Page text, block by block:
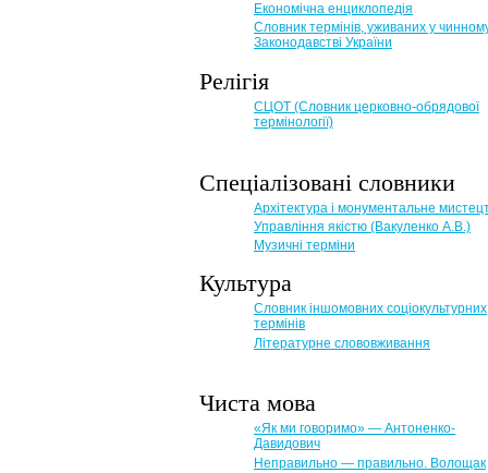
Eкономічна енциклопедія
Словник термінів, уживаних у
Законодавстві України
Релігія
СЦОТ (Словник церковно-обрядової
термінології)
Спеціалізовані словники
Архітектура і монументальне
Управління якістю (Вакуленко А.В.)
Музичні терміни
Культура
Словник іншомовних соціокультурних
термінів
Літературне слововживання
Чиста мова
«Як ми говоримо» — Антоненко-
Давидович
Неправильно — правильно. Волощак